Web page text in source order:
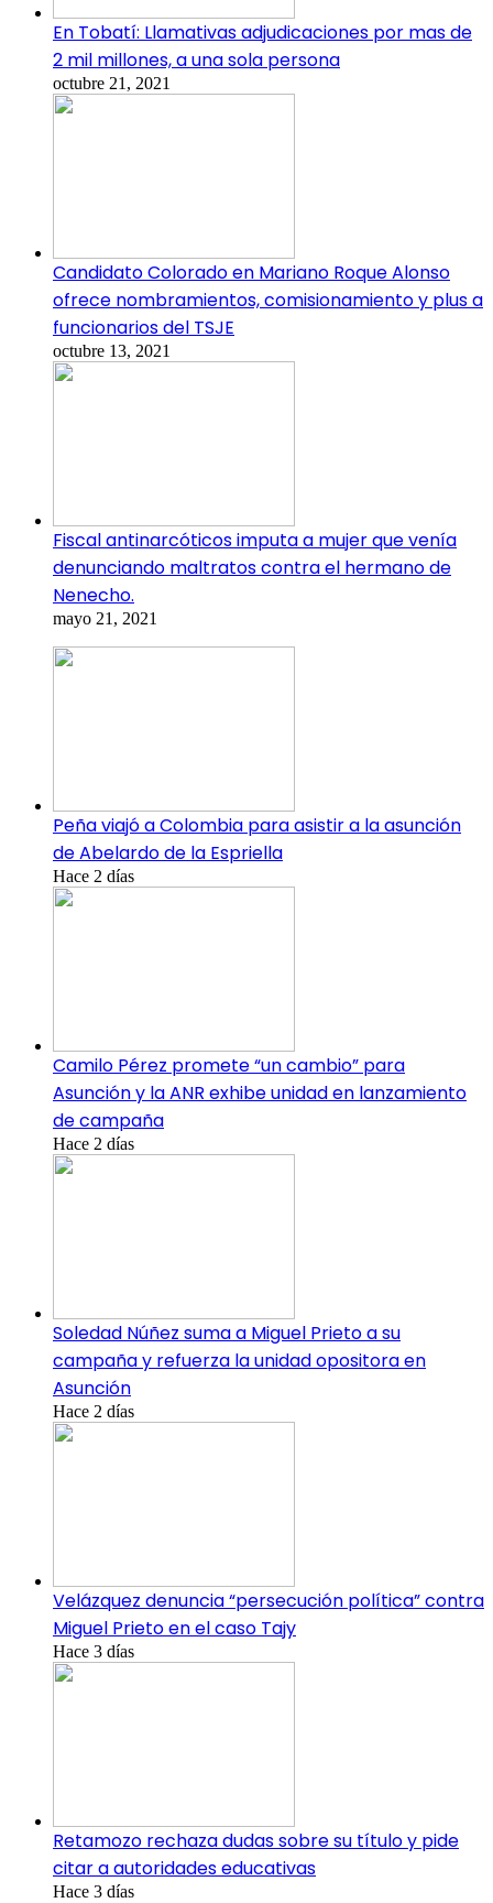
En Tobatí: Llamativas adjudicaciones por mas de
2 mil millones, a una sola persona
octubre 21, 2021
Candidato Colorado en Mariano Roque Alonso
ofrece nombramientos, comisionamiento y plus a
funcionarios del TSJE
octubre 13, 2021
Fiscal antinarcóticos imputa a mujer que venía
denunciando maltratos contra el hermano de
Nenecho.
mayo 21, 2021
Peña viajó a Colombia para asistir a la asunción
de Abelardo de la Espriella
Hace 2 días
Camilo Pérez promete “un cambio” para
Asunción y la ANR exhibe unidad en lanzamiento
de campaña
Hace 2 días
Soledad Núñez suma a Miguel Prieto a su
campaña y refuerza la unidad opositora en
Asunción
Hace 2 días
Velázquez denuncia “persecución política” contra
Miguel Prieto en el caso Tajy
Hace 3 días
Retamozo rechaza dudas sobre su título y pide
citar a autoridades educativas
Hace 3 días